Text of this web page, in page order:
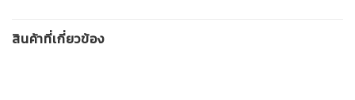
สินค้าที่เกี่ยวข้อง